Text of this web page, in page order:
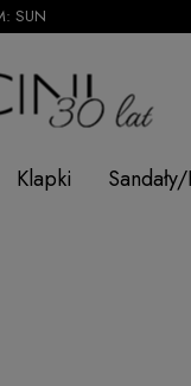
SUN
Klapki